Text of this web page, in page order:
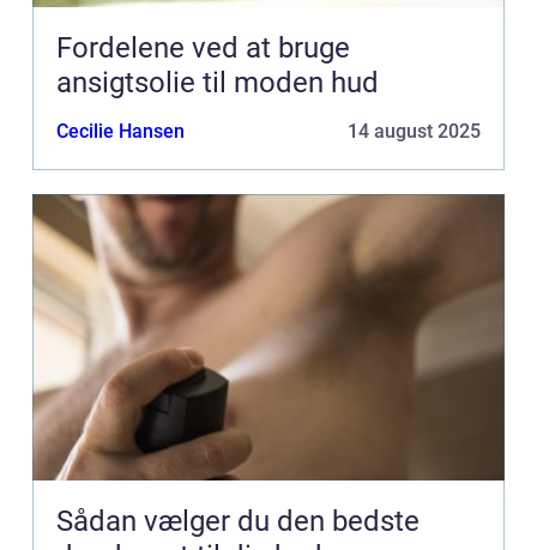
Fordelene ved at bruge
ansigtsolie til moden hud
Cecilie Hansen 14 august 2025
Sådan vælger du den bedste